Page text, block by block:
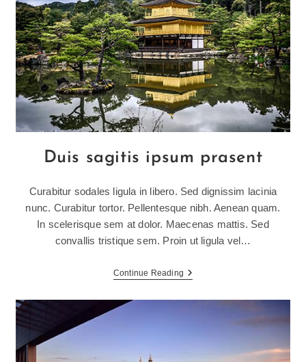
Duis sagitis ipsum prasent
Curabitur sodales ligula in libero. Sed dignissim lacinia
nunc. Curabitur tortor. Pellentesque nibh. Aenean quam.
In scelerisque sem at dolor. Maecenas mattis. Sed
convallis tristique sem. Proin ut ligula vel…
Continue Reading Duis